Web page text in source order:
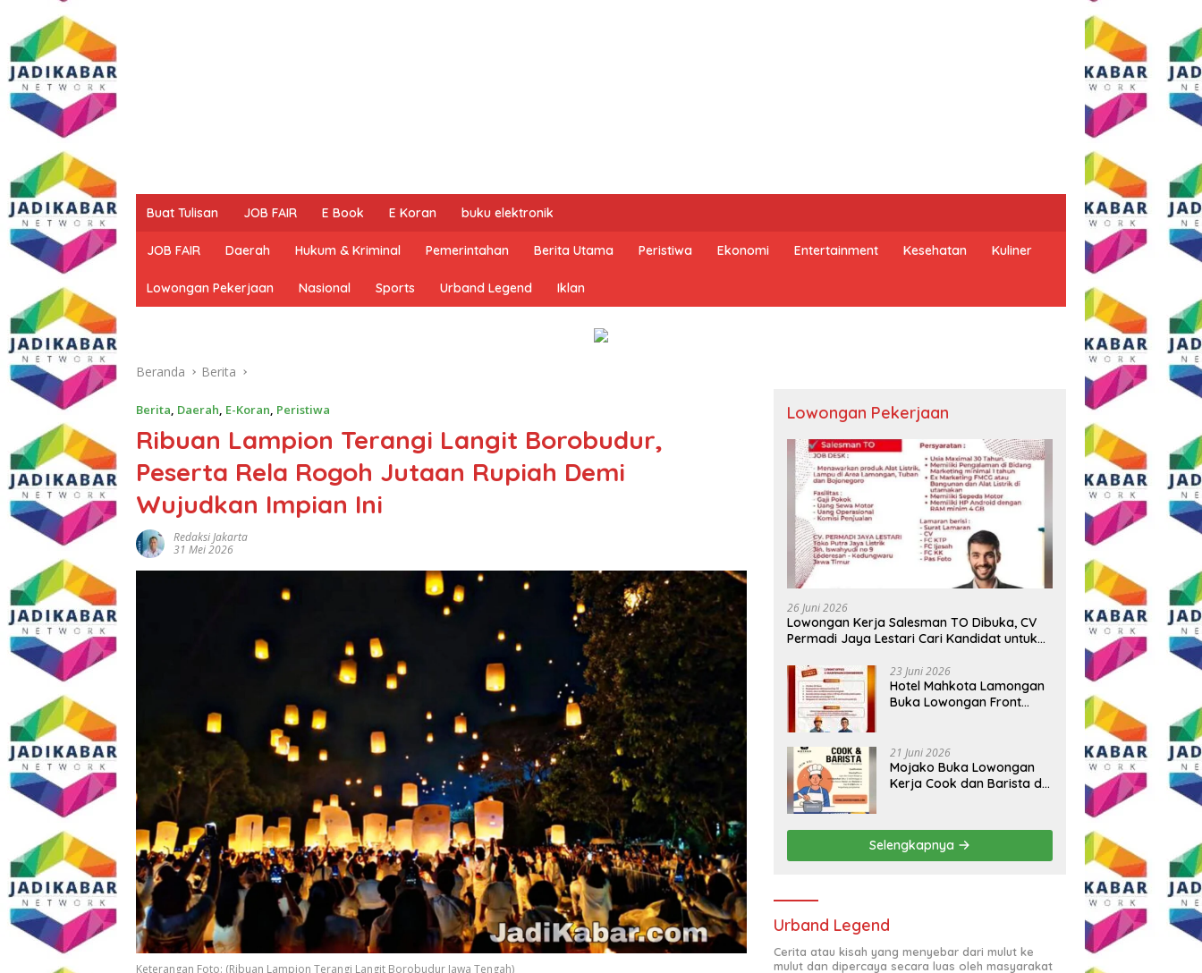
Buat Tulisan JOB FAIR E Book E Koran buku elektronik
JOB FAIR Daerah Hukum & Kriminal Pemerintahan Berita Utama Peristiwa Ekonomi Entertainment Kesehatan Kuliner
Lowongan Pekerjaan Nasional Sports Urband Legend Iklan
Beranda Berita
Berita, Daerah, E-Koran, Peristiwa
Ribuan Lampion Terangi Langit Borobudur,
Peserta Rela Rogoh Jutaan Rupiah Demi
Wujudkan Impian Ini
Redaksi Jakarta
31 Mei 2026
Keterangan Foto: (Ribuan Lampion Terangi Langit Borobudur Jawa Tengah)
Lowongan Pekerjaan
26 Juni 2026
Lowongan Kerja Salesman TO Dibuka, CV
Permadi Jaya Lestari Cari Kandidat untuk
23 Juni 2026
Hotel Mahkota Lamongan
Buka Lowongan Front
Syaratnya
21 Juni 2026
Mojako Buka Lowongan
Kerja Cook dan Barista di
Selengkapnya
Urband Legend
Cerita atau kisah yang menyebar dari mulut ke
mulut dan dipercaya secara luas oleh masyarakat